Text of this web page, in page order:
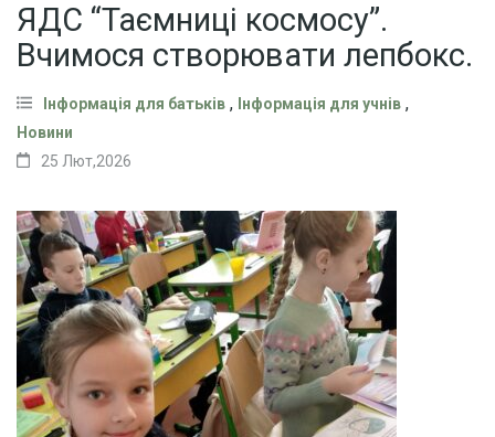
ЯДС “Таємниці космосу”.
Вчимося створювати лепбокс.
Інформація для батьків , Інформація для учнів ,
Новини
25 Лют,2026